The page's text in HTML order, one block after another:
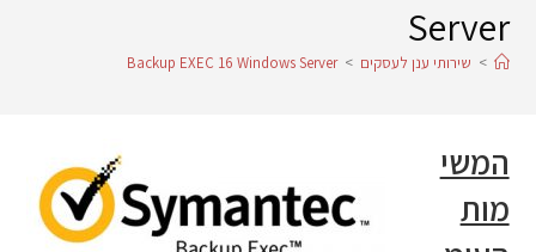
Server
> שירותי ענן לעסקים >
Backup EXEC 16 Windows Server
המשי
מות